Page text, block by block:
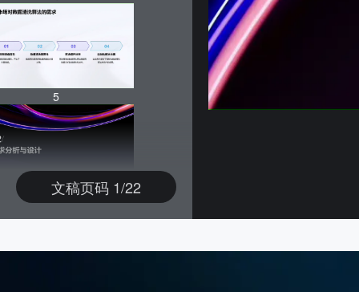
5
6
文稿页码 1/22